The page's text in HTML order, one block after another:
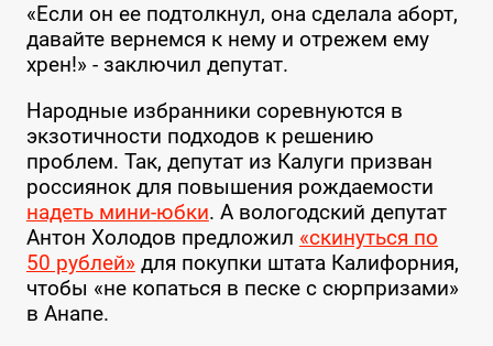
«Если он ее подтолкнул, она сделала аборт,
давайте вернемся к нему и отрежем ему
хрен!» - заключил депутат.
Народные избранники соревнуются в
экзотичности подходов к решению
проблем. Так, депутат из Калуги призван
россиянок для повышения рождаемости
надеть мини-юбки. А вологодский депутат
Антон Холодов предложил «скинуться по
50 рублей» для покупки штата Калифорния,
чтобы «не копаться в песке с сюрпризами»
в Анапе.